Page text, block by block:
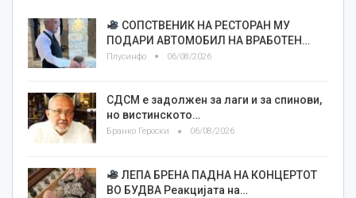
СОПСТВЕНИК НА РЕСТОРАН МУ
ПОДАРИ АВТОМОБИЛ НА ВРАБОТЕН…
Плусинфо 06/08/2026
СДСМ е задолжен за лаги и за спинови,
но вистинското…
Бранко Героски 06/08/2026
ЛЕПА БРЕНА ПАДНА НА КОНЦЕРТОТ
ВО БУДВА Реакцијата на…